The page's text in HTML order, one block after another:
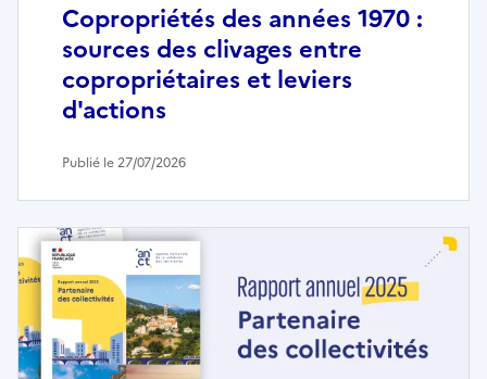
Copropriétés des années 1970 :
sources des clivages entre
copropriétaires et leviers
d'actions
Publié le 27/07/2026